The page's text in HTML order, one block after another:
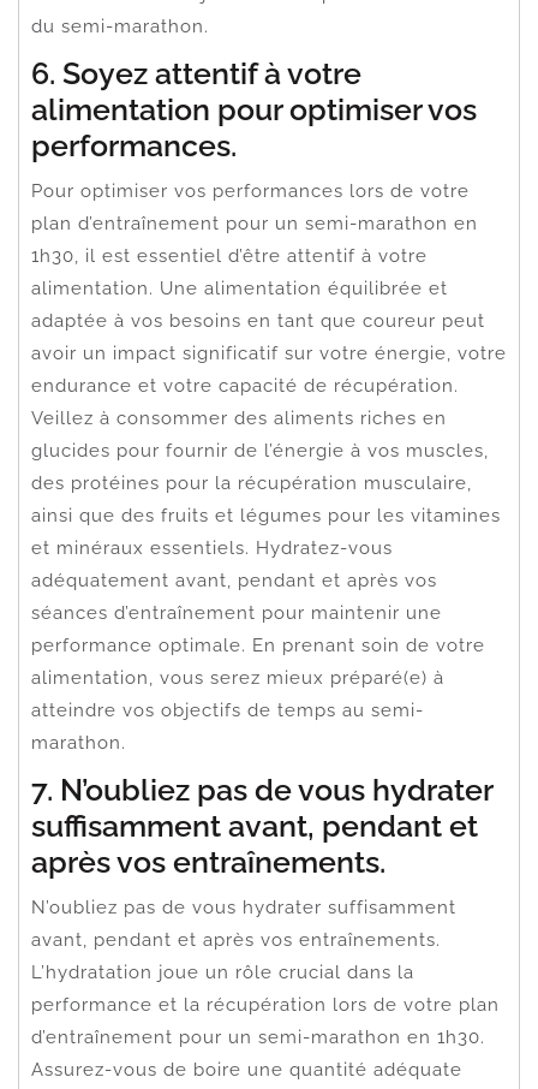
du semi-marathon.
6. Soyez attentif à votre
alimentation pour optimiser vos
performances.
Pour optimiser vos performances lors de votre
plan d’entraînement pour un semi-marathon en
1h30, il est essentiel d’être attentif à votre
alimentation. Une alimentation équilibrée et
adaptée à vos besoins en tant que coureur peut
avoir un impact significatif sur votre énergie, votre
endurance et votre capacité de récupération.
Veillez à consommer des aliments riches en
glucides pour fournir de l’énergie à vos muscles,
des protéines pour la récupération musculaire,
ainsi que des fruits et légumes pour les vitamines
et minéraux essentiels. Hydratez-vous
adéquatement avant, pendant et après vos
séances d’entraînement pour maintenir une
performance optimale. En prenant soin de votre
alimentation, vous serez mieux préparé(e) à
atteindre vos objectifs de temps au semi-
marathon.
7. N’oubliez pas de vous hydrater
suffisamment avant, pendant et
après vos entraînements.
N’oubliez pas de vous hydrater suffisamment
avant, pendant et après vos entraînements.
L’hydratation joue un rôle crucial dans la
performance et la récupération lors de votre plan
d’entraînement pour un semi-marathon en 1h30.
Assurez-vous de boire une quantité adéquate